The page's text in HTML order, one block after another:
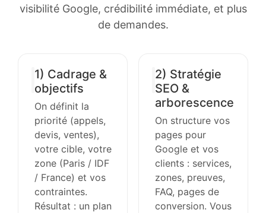
visibilité Google, crédibilité immédiate, et plus
de demandes.
1) Cadrage &
objectifs
On définit la
priorité (appels,
devis, ventes),
votre cible, votre
zone (Paris / IDF
/ France) et vos
contraintes.
Résultat : un plan
2) Stratégie
SEO &
arborescence
On structure vos
pages pour
Google et vos
clients : services,
zones, preuves,
FAQ, pages de
conversion. Vous